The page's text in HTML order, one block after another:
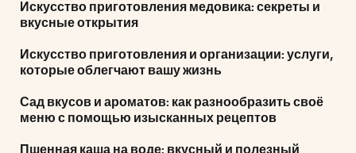
Искусство приготовления медовика: секреты и
вкусные открытия
Искусство приготовления и организации: услуги,
которые облегчают вашу жизнь
Сад вкусов и ароматов: как разнообразить своё
меню с помощью изысканных рецептов
Пшенная каша на воде: вкусный и полезный